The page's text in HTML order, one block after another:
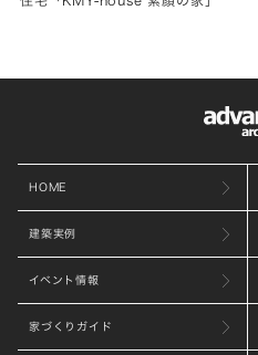
HOME
建築実例
イベント情報
家づくりガイド